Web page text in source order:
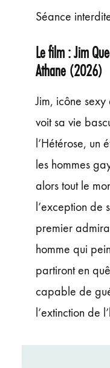
Séance
Le film : Jim
Athane (2026)
Jim, icône
voit sa vie
l’Hétérose, un
les hommes
alors tout le
l’exception de
premier
homme qui
partiront en
capable de
l’extinction de